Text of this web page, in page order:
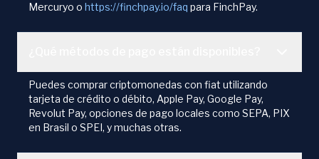
Mercuryo o https://finchpay.io/faq para FinchPay.
Puedes comprar criptomonedas con fiat utilizando
tarjeta de crédito o débito, Apple Pay, Google Pay,
Revolut Pay, opciones de pago locales como SEPA, PIX
en Brasil o SPEI, y muchas otras.